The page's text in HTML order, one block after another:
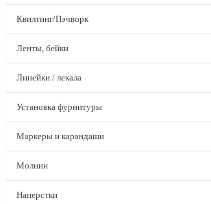
Квилтинг/Пэчворк
Ленты, бейки
Линейки / лекала
Установка фурнитуры
Маркеры и карандаши
Молнии
Наперстки